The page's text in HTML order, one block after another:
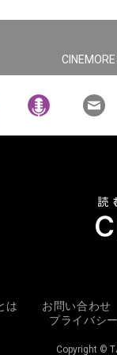
は お問い合わせ
プライバシ
Copyright ©